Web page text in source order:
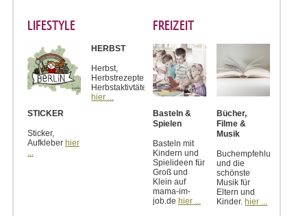
LIFESTYLE
STICKER
Sticker,
Aufkleber hier
...
HERBST
Herbst,
Herbstrezepte,
Herbstaktivtäten
hier ...
FREIZEIT
Basteln &
Spielen
Basteln mit
Kindern und
Spielideen für
Groß und
Klein auf
mama-im-
job.de hier ...
Bücher,
Filme &
Musik
Buchempfehlungen
und die
schönste
Musik für
Eltern und
Kinder. hier ...